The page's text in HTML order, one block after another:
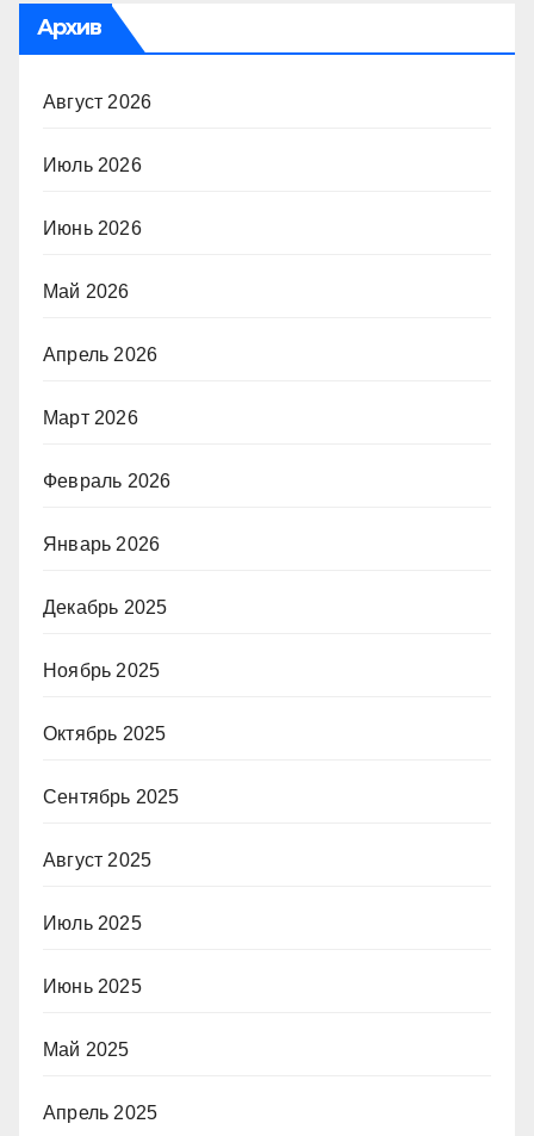
Архив
Август 2026
Июль 2026
Июнь 2026
Май 2026
Апрель 2026
Март 2026
Февраль 2026
Январь 2026
Декабрь 2025
Ноябрь 2025
Октябрь 2025
Сентябрь 2025
Август 2025
Июль 2025
Июнь 2025
Май 2025
Апрель 2025